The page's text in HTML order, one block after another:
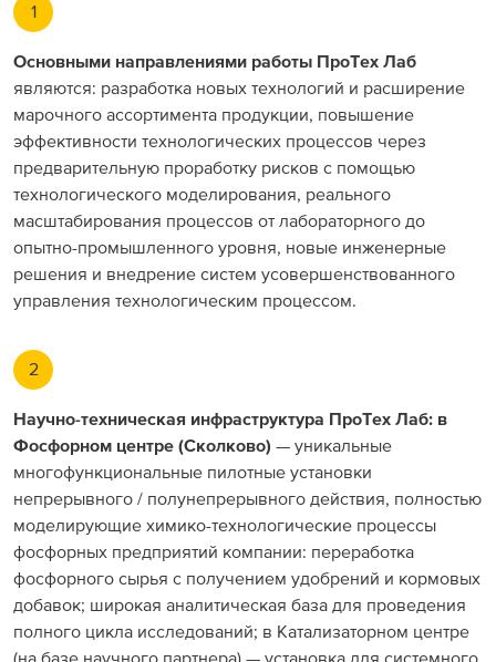
1
Основными направлениями работы ПроТех Лаб
являются: разработка новых технологий и расширение
марочного ассортимента продукции, повышение
эффективности технологических процессов через
предварительную проработку рисков с помощью
технологического моделирования, реального
масштабирования процессов от лабораторного до
опытно-промышленного уровня, новые инженерные
решения и внедрение систем усовершенствованного
управления технологическим процессом.
2
Научно-техническая инфраструктура ПроТех Лаб: в
Фосфорном центре (Сколково) — уникальные
многофункциональные пилотные установки
непрерывного / полунепрерывного действия, полностью
моделирующие химико-технологические процессы
фосфорных предприятий компании: переработка
фосфорного сырья с получением удобрений и кормовых
добавок; широкая аналитическая база для проведения
полного цикла исследований; в Катализаторном центре